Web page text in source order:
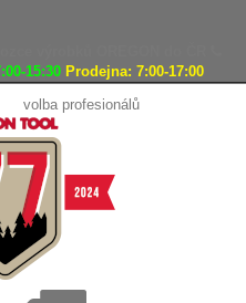
15:30 Prodejna: 7:00-17:00
volba profesionálů